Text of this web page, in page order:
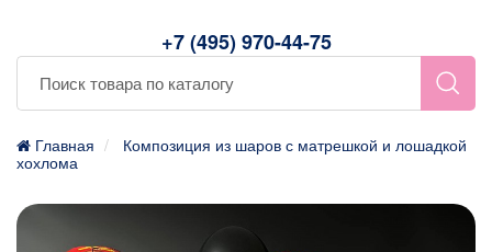
+7 (495) 970-44-75
Главная
Композиция из шаров с матрешкой и лошадкой
хохлома